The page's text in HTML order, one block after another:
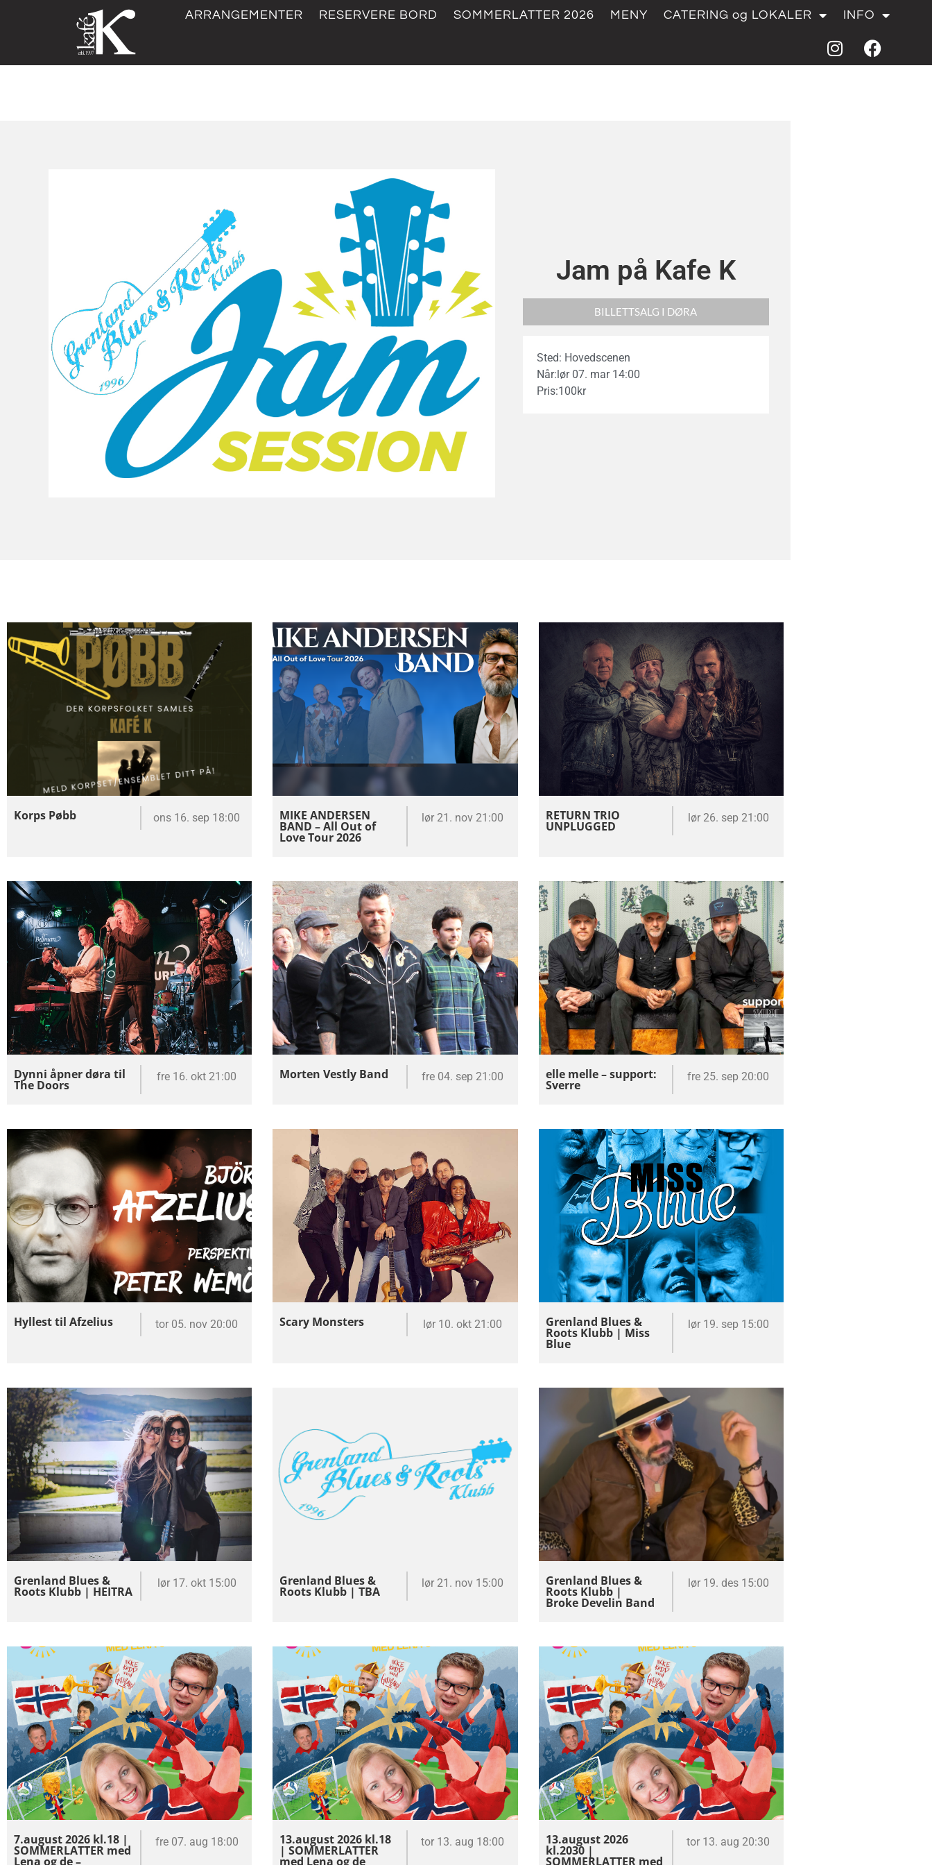
ARRANGEMENTER RESERVERE BORD SOMMERLATTER 2026 MENY CATERING og LOKALER INFO
Jam på Kafe K
BILLETTSALG I DØRA
Sted: Hovedscenen
Når:lør 07. mar 14:00
Pris:100kr
Korps Pøbb ons 16. sep 18:00 MIKE ANDERSEN
BAND – All Out of
Love Tour 2026
lør 21. nov 21:00 RETURN TRIO
UNPLUGGED
lør 26. sep 21:00
Dynni åpner døra til
The Doors
fre 16. okt 21:00 Morten Vestly Band fre 04. sep 21:00 elle melle – support:
Sverre
fre 25. sep 20:00
Hyllest til Afzelius tor 05. nov 20:00 Scary Monsters lør 10. okt 21:00 Grenland Blues &
Roots Klubb | Miss
Blue
lør 19. sep 15:00
Grenland Blues &
Roots Klubb | HEITRA
lør 17. okt 15:00 Grenland Blues &
Roots Klubb | TBA
lør 21. nov 15:00 Grenland Blues &
Roots Klubb |
Broke Develin Band
lør 19. des 15:00
7.august 2026 kl.18 |
SOMMERLATTER med
Lena og de –
fre 07. aug 18:00 13.august 2026 kl.18
| SOMMERLATTER
med Lena og de
tor 13. aug 18:00 13.august 2026
kl.2030 |
SOMMERLATTER med
tor 13. aug 20:30